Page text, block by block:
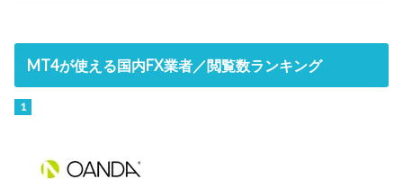
MT4が使える国内FX業者／閲覧数ランキング